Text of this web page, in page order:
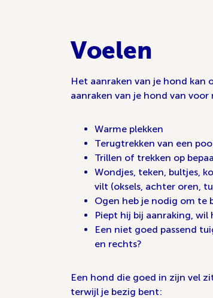
Voelen
Het aanraken van je hond kan
aanraken van je hond van
Warme plekken
Terugtrekken van een
Trillen of trekken op
Wondjes, teken, bultjes,
vilt (oksels, achter oren,
Ogen heb je nodig om te
Piept hij bij aanraking,
Een niet goed passend
en rechts?
Een hond die goed in zijn vel
terwijl je bezig bent: